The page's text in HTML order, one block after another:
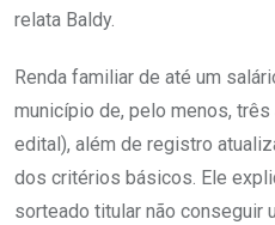
relata Baldy.
Renda familiar de até um
município de, pelo menos,
edital), além de registro
dos critérios básicos. Ele
sorteado titular não conseguir